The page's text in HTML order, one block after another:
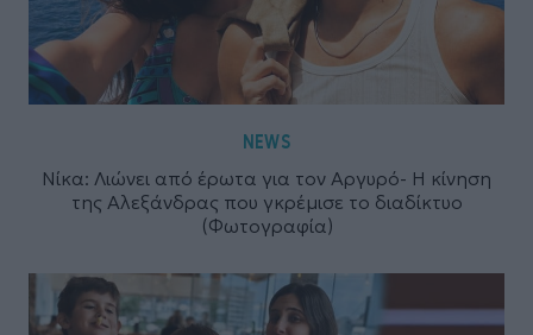
NEWS
Νίκα: Λιώνει από έρωτα για τον Αργυρό- Η κίνηση
της Αλεξάνδρας που γκρέμισε το διαδίκτυο
(Φωτογραφία)